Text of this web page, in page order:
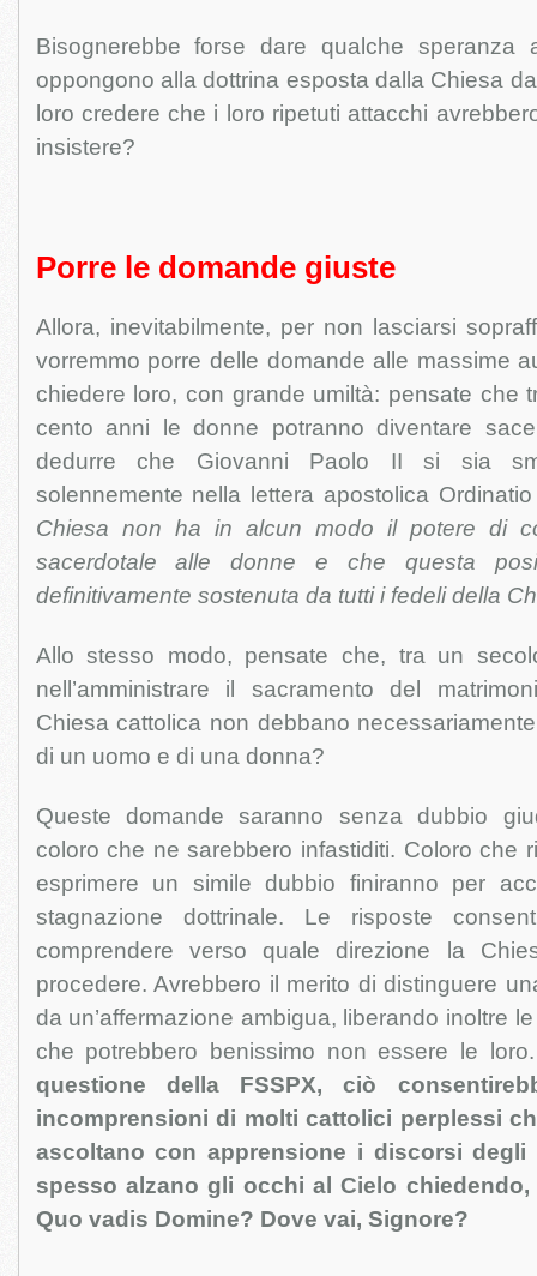
Bisognerebbe forse dare qualche
oppongono alla dottrina esposta dalla Chiesa
loro credere che i loro ripetuti attacchi
insistere?
Porre le domande giuste
Allora, inevitabilmente, per non lasciarsi
vorremmo porre delle domande alle massime
chiedere loro, con grande umiltà: pensate che
cento anni le donne potranno diventare
dedurre che Giovanni Paolo II si sia
solennemente nella lettera apostolica
Chiesa non ha in alcun modo il potere di
sacerdotale alle donne e che questa
definitivamente sostenuta da tutti i fedeli della
Allo stesso modo, pensate che, tra un
nell’amministrare il sacramento del
Chiesa cattolica non debbano
di un uomo e di una donna?
Queste domande saranno senza dubbio
coloro che ne sarebbero infastiditi. Coloro che
esprimere un simile dubbio finiranno per
stagnazione dottrinale. Le risposte
comprendere verso quale direzione la
procedere. Avrebbero il merito di distinguere
da un’affermazione ambigua, liberando inoltre
che potrebbero benissimo non essere le
questione della FSSPX, ciò
incomprensioni di molti cattolici perplessi
ascoltano con apprensione i discorsi
spesso alzano gli occhi al Cielo
Quo vadis Domine? Dove vai, Signore?